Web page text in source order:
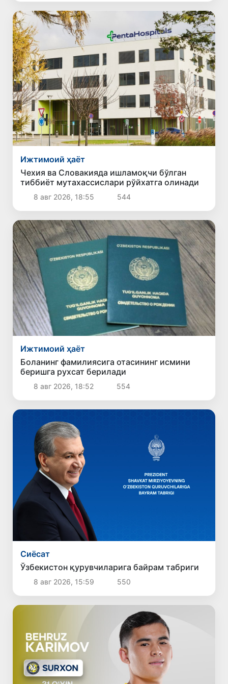
Ижтимоий ҳаёт
Чехия ва Словакияда ишламоқчи бўлган
тиббиёт мутахассислари рўйхатга олинади
8 авг 2026, 18:55 544
Ижтимоий ҳаёт
Боланинг фамилиясига отасининг исмини
беришга рухсат берилади
8 авг 2026, 18:52 554
Сиёсат
Ўзбекистон қурувчиларига байрам табриги
8 авг 2026, 15:59 550